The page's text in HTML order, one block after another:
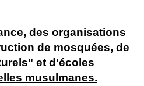
des organisations
de mosquées, de
et d'écoles
musulmanes.